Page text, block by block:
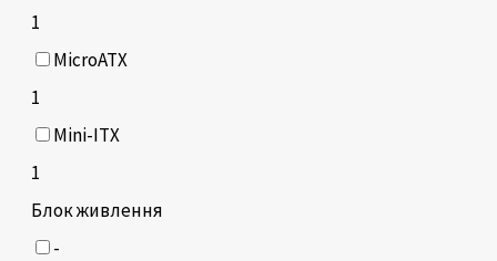
1
MicroATX
1
Mini-ITX
1
Блок живлення
-